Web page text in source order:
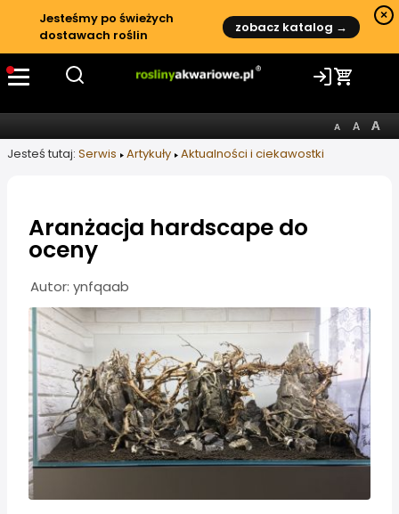
Jesteśmy po świeżych
dostawach roślin
zobacz katalog →
×
Jesteś tutaj: Serwis Artykuły Aktualności i ciekawostki
Aranżacja hardscape do
oceny
Informacje o artykule
Autor: ynfqaab